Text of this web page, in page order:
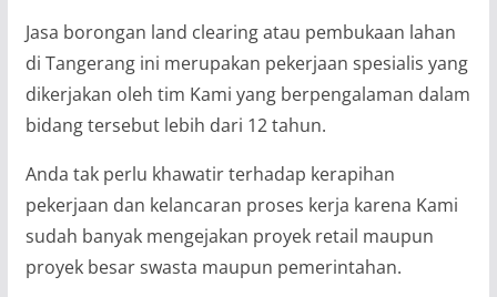
Jasa borongan land clearing atau pembukaan lahan
di Tangerang ini merupakan pekerjaan spesialis yang
dikerjakan oleh tim Kami yang berpengalaman dalam
bidang tersebut lebih dari 12 tahun.
Anda tak perlu khawatir terhadap kerapihan
pekerjaan dan kelancaran proses kerja karena Kami
sudah banyak mengejakan proyek retail maupun
proyek besar swasta maupun pemerintahan.